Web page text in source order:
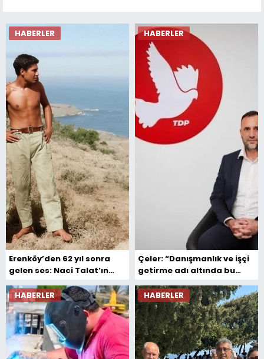
HABERLER
Erenköy’den 62 yıl sonra
gelen ses: Naci Talat’ın
HABERLER
Çeler: “Danışmanlık ve işçi
getirme adı altında bu
HABERLER
HABERLER